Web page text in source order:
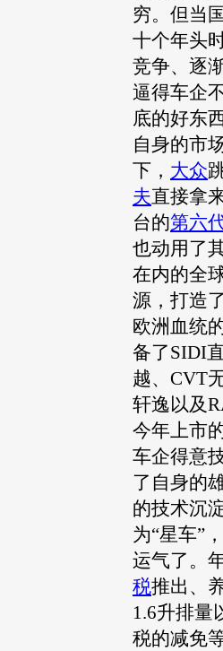
穷。但当
十个年头
竞争、逐
逼得车企
底的好东
自身的市
下， 大众
夫直接拿
台的第六
也动用了
在内的全
源，打造
欧洲血统
备了SIDI
越、CVT
轩逸以及
今年上市
车企得意
了自身的
的技术沉
为“星车”
运气了。
税推出、
1.6升排量
税的减免